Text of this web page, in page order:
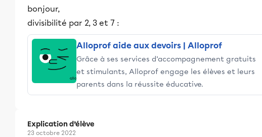
bonjour,
divisibilité par 2, 3 et 7 :
Alloprof aide aux devoirs | Alloprof
Grâce à ses services d’accompagnement gratuits
et stimulants, Alloprof engage les élèves et leurs
parents dans la réussite éducative.
Explication d’élève
23 octobre 2022